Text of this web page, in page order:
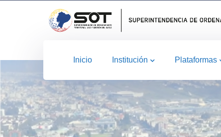
Inicio Institución Plataformas